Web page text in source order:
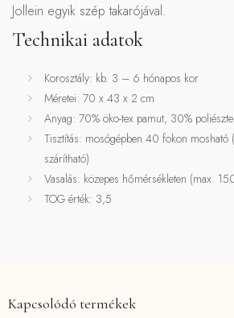
Jollein egyik szép takarójával.
Technikai adatok
Korosztály: kb. 3 – 6 hónapos kor
Méretei: 70 x 43 x 2 cm
Anyag: 70% öko-tex pamut, 30%
Tisztítás: mosógépben 40 fokon mosható
szárítható)
Vasalás: közepes hőmérsékleten (max.
TOG érték: 3,5
Kapcsolódó termékek